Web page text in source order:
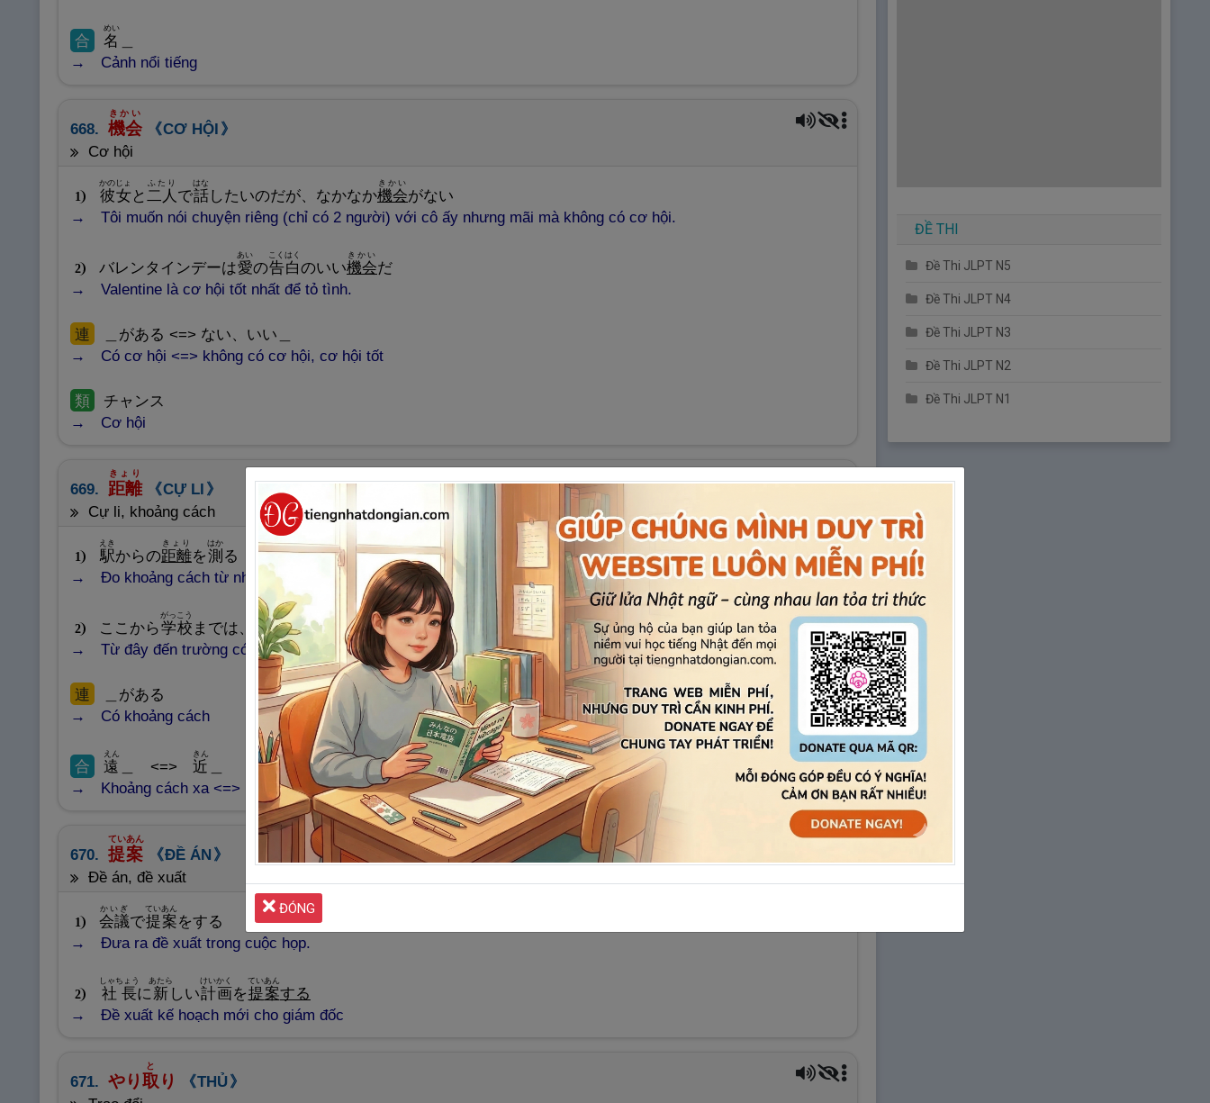
合 名
めい
Cảnh nổi tiếng
668. 機会
きかい
CƠ HỘI
cơ hội
1 彼女
かのじょ
と 二 人
ふたり
で話
はな
したいのだが、なかなか機会
きかい
がない
Tôi muốn nói chuyện riêng (chỉ có 2 người) với cô ấy nhưng mãi mà không có cơ hội.
2 バレンタインデーは愛
あい
の告白
こくはく
のいい機会
きかい
だ
Valentine là cơ hội tốt nhất để tỏ tình.
連
＿がある <=> ない、いい＿
Có cơ hội <=> không có cơ hội, cơ hội tốt
類
チャンス
Cơ hội
669. 距離
きょり
CỰ LI
cự li, khoảng cách
1 駅
えき
からの距離
きょり
を測
はか
る
Đo khoảng cách từ nhà ga.
2 ここから学校
がっこう
までは、かなり距離
がある
Từ đây đến trường có khoảng cách khá xa.
連
＿がある
Có khoảng cách
合 遠
えん
＿ <=> 近
きん
Khoảng cách xa <=> khoảng cách gần
670. 提案
ていあん
ĐỀ ÁN
đề án, đề xuất
1 会議
かいぎ
で提案
ていあん
をする
Đưa ra đề xuất trong cuộc họp.
2 社 長
しゃちょう
に新
あたら
しい計画
けいかく
を提案
ていあん
する
Đề xuất kế hoạch mới cho giám đốc
671. やり取
と
り
THỦ
Unit 12 – Phó từ B, Liên thể từ・Liên
– Bài 1
2. Unit 12 – Phó từ B, Liên thể từ・Liên từ
– Bài 3
Luyện tập Unit 12 - Phó từ B, Liên thể
từ・Liên từ - Từ vựng 846~880
thể từ・Liên từ - Từ vựng 791~635 /
846~880
ĐỀ THI
Đề Thi JLPT N5
Đề Thi JLPT N4
Đề Thi JLPT N3
Đề Thi JLPT N2
Đề Thi JLPT N1
ĐÓNG